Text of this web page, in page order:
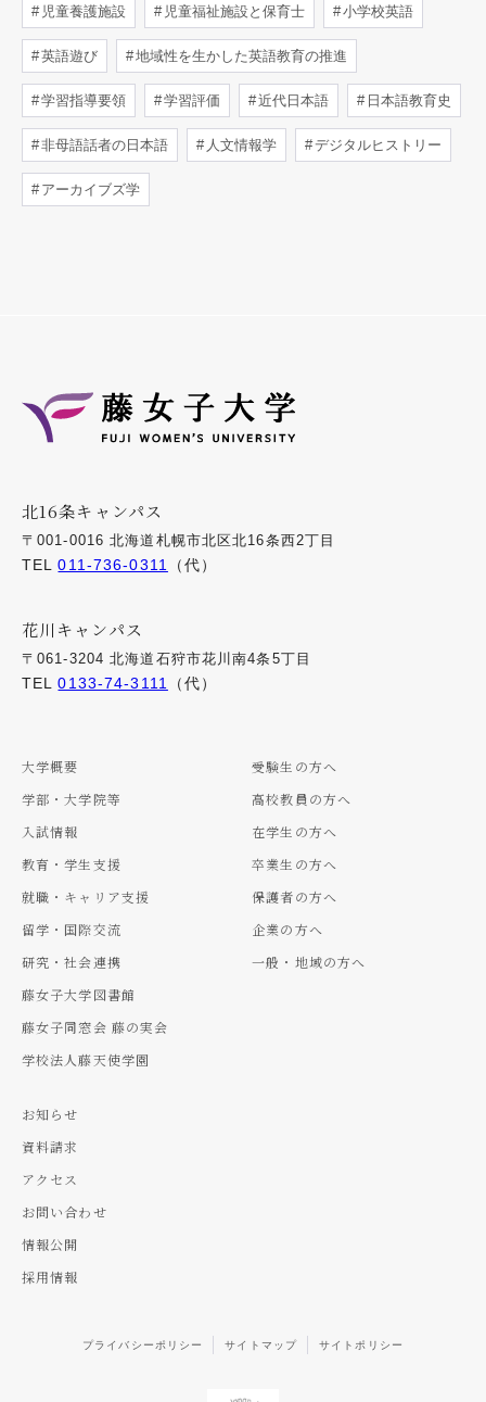
児童養護施設 児童福祉施設と保育士 小学校英語
英語遊び 地域性を生かした英語教育の推進
学習指導要領 学習評価 近代日本語 日本語教育史
非母語話者の日本語 人文情報学 デジタルヒストリー
アーカイブズ学
北16条キャンパス
〒001-0016 北海道札幌市北区北16条西2丁目
TEL011-736-0311 （代）
花川キャンパス
〒061-3204 北海道石狩市花川南4条5丁目
TEL0133-74-3111 （代）
大学概要
学部・大学院等
入試情報
教育・学生支援
就職・キャリア支援
留学・国際交流
研究・社会連携
藤女子大学図書館
藤女子同窓会 藤の実会
学校法人藤天使学園
受験生の方へ
高校教員の方へ
在学生の方へ
卒業生の方へ
保護者の方へ
企業の方へ
一般・地域の方へ
お知らせ
資料請求
アクセス
お問い合わせ
情報公開
採用情報
プライバシーポリシー サイトマップ サイトポリシー